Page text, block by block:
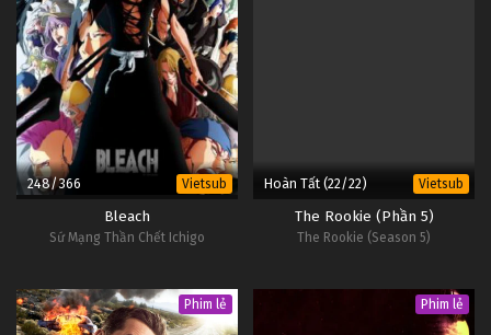
248/366 Vietsub
Bleach
Sứ Mạng Thần Chết Ichigo
Hoàn Tất (22/22) Vietsub
The Rookie (Phần 5)
The Rookie (Season 5)
Phim lẻ Phim lẻ